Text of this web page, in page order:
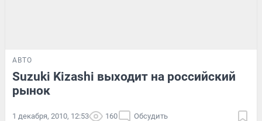
АВТО
Suzuki Kizashi выходит на российский
рынок
1 декабря, 2010, 12:53 160 Обсудить